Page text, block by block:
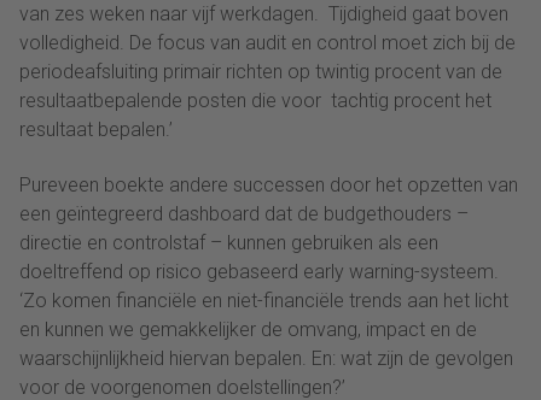
van zes weken naar vijf werkdagen. Tijdigheid gaat boven
volledigheid. De focus van audit en control moet zich bij de
periodeafsluiting primair richten op twintig procent van de
resultaatbepalende posten die voor tachtig procent het
resultaat bepalen.’
Pureveen boekte andere successen door het opzetten van
een geïntegreerd dashboard dat de budgethouders –
directie en controlstaf – kunnen gebruiken als een
doeltreffend op risico gebaseerd early warning-systeem.
‘Zo komen financiële en niet-financiële trends aan het licht
en kunnen we gemakkelijker de omvang, impact en de
waarschijnlijkheid hiervan bepalen. En: wat zijn de gevolgen
voor de voorgenomen doelstellingen?’